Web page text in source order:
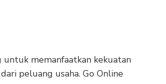
memanfaatkan kekuatan
peluang usaha. Go Online